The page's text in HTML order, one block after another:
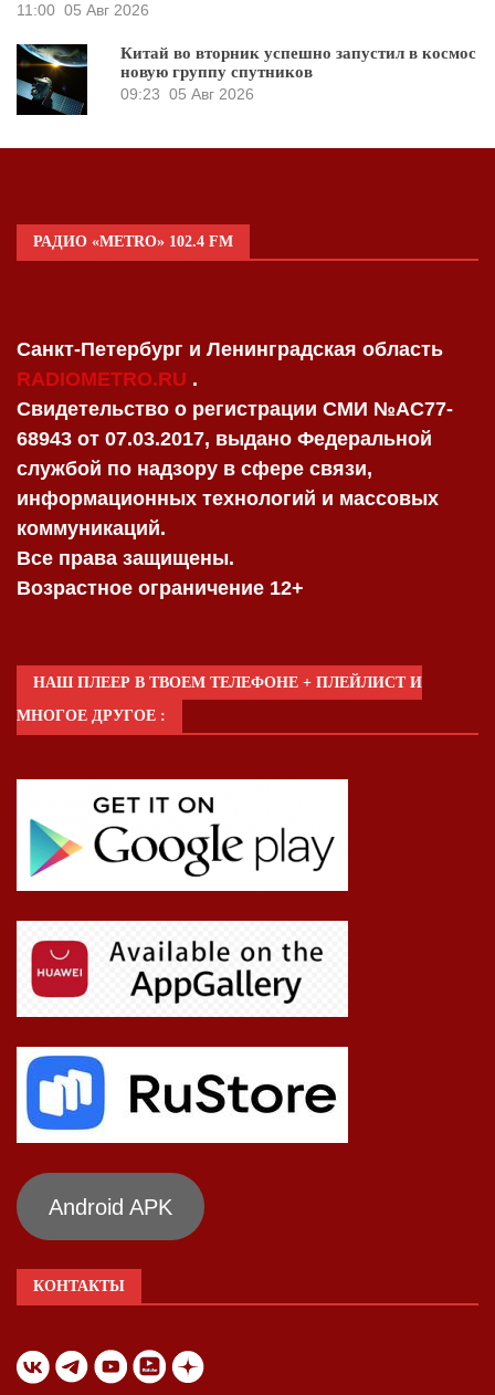
11:00 05 Авг 2026
Китай во вторник успешно запустил в космос
новую группу спутников
09:23 05 Авг 2026
РАДИО «METRO» 102.4 FM
Санкт-Петербург и Ленинградская область
RADIOMETRO.RU .
Свидетельство о регистрации СМИ №AC77-
68943 от 07.03.2017, выдано Федеральной
службой по надзору в сфере связи,
информационных технологий и массовых
коммуникаций.
Все права защищены.
Возрастное ограничение 12+
НАШ ПЛЕЕР В ТВОЕМ ТЕЛЕФОНЕ + ПЛЕЙЛИСТ И
МНОГОЕ ДРУГОЕ :
Android APK
КОНТАКТЫ